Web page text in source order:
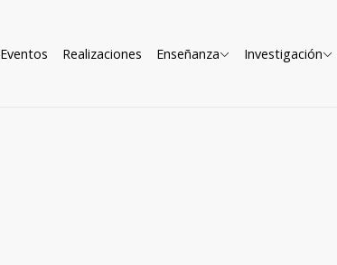
Eventos Realizaciones Enseñanza Investigación